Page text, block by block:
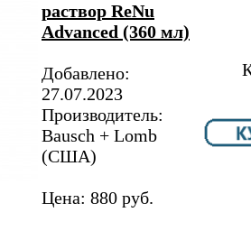
раствор ReNu
Advanced (360 мл)
Добавлено:
27.07.2023
Производитель:
Bausch + Lomb
(США)
Цена: 880 руб.